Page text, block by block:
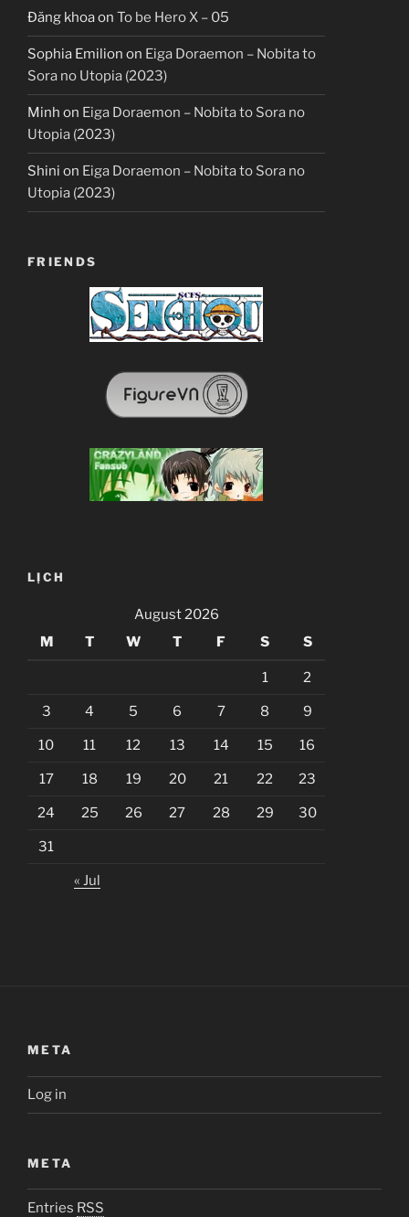
Đăng khoaon To be Hero X – 05
Sophia Emilion on Eiga Doraemon – Nobita to
Sora no Utopia (2023)
Minh on Eiga Doraemon – Nobita to Sora no
Utopia (2023)
Shini on Eiga Doraemon – Nobita to Sora no
Utopia (2023)
FRIENDS
LỊCH
August 2026
M
T W T F S S
1 2
3 4 5 6 7 8 9
10 11 12 13 14 15 16
17 18 19 20 21 22 23
24 25 26 27 28 29 30
31
« Jul
META
Log in
META
Entries RSS